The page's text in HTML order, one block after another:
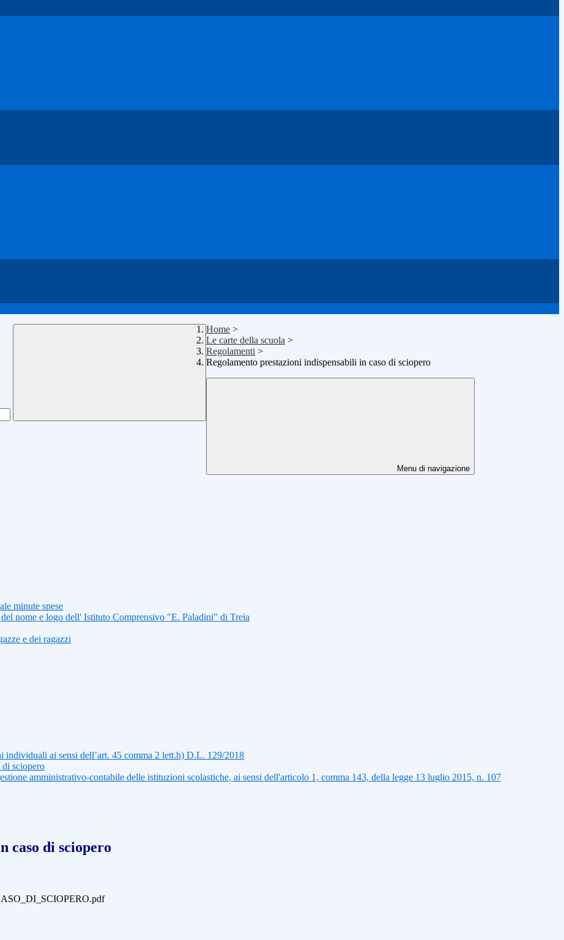
Home >
Le carte della scuola >
Regolamenti >
Regolamento prestazioni indispensabili in caso di sciopero
Menu di navigazione
minute spese
nome e logo dell' Istituto Comprensivo "E. Paladini" di Treia
e dei ragazzi
ai sensi dell’art. 45 comma 2 lett.h) D.L. 129/2018
di sciopero
amministrativo-contabile delle istituzioni scolastiche, ai sensi dell'articolo 1, comma 143, della legge 13 luglio 2015, n. 107
caso di sciopero